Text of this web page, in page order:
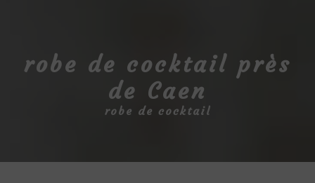
robe de cocktail près
de Caen
robe de cocktail